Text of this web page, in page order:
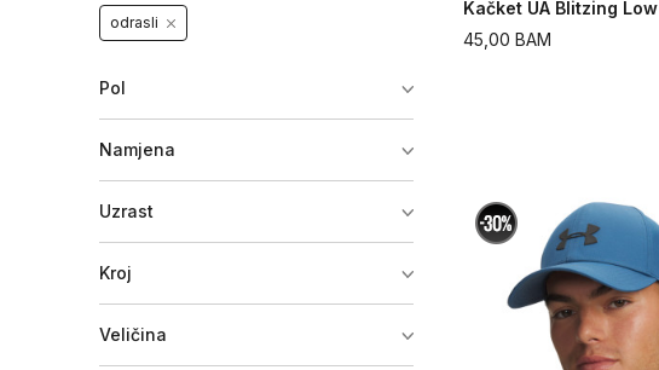
Vrećica(2)
Kapa
Podkapa(1)
Peškir
Neseser
odrasli
Pol
Namjena
Uzrast
Kroj
Veličina
Kačket UA Blitzing Low
45,00 BAM